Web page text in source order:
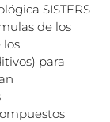
SISTERS
de los
los
para